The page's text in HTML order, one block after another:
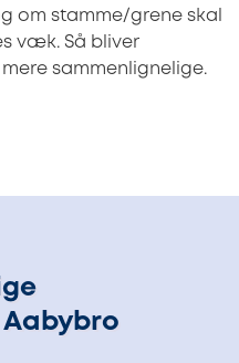
om stamme/grene skal
væk. Så bliver
sammenlignelige.